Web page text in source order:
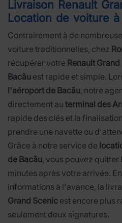
Livraison Renault
Location de voiture
Contrairement à de
voiture traditionnelles, chez
récupérer votre Renault
Bacău est rapide et simple.
l'aéroport de Bacău, notre
directement au terminal des
rapide des clés et la
prendre une navette ou
Grâce à notre service de
de Bacău, vous pouvez quitter
minutes après votre arrivée.
informations à l'avance, la
Grand Scenic est encore plus
seulement deux signatures.